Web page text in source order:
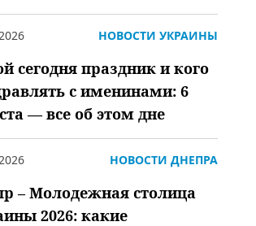
НОВОСТИ УКРАИНЫ
сегодня праздник и кого
с именинами: 6
— все об этом дне
НОВОСТИ ДНЕПРА
– Молодежная столица
2026: какие